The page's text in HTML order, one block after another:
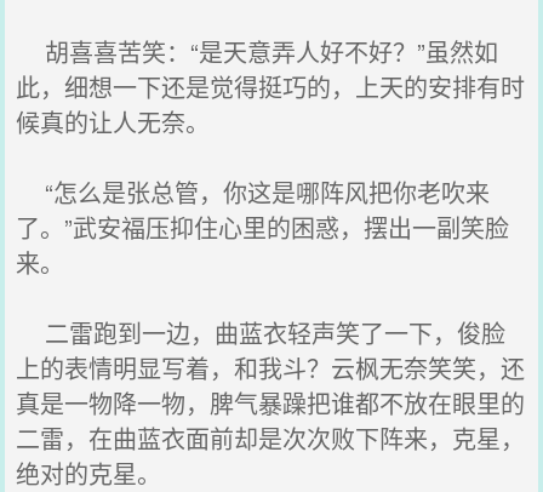
胡喜喜苦笑：“是天意弄人好不好？”虽然如
此，细想一下还是觉得挺巧的，上天的安排有时
候真的让人无奈。
“怎么是张总管，你这是哪阵风把你老吹来
了。”武安福压抑住心里的困惑，摆出一副笑脸
来。
二雷跑到一边，曲蓝衣轻声笑了一下，俊脸
上的表情明显写着，和我斗？云枫无奈笑笑，还
真是一物降一物，脾气暴躁把谁都不放在眼里的
二雷，在曲蓝衣面前却是次次败下阵来，克星，
绝对的克星。